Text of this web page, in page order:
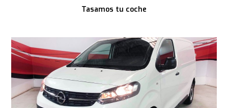
Tasamos tu coche